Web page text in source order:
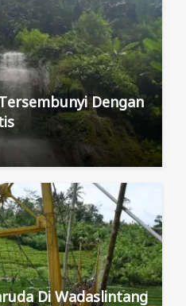
Dengan
Di Wadaslintang